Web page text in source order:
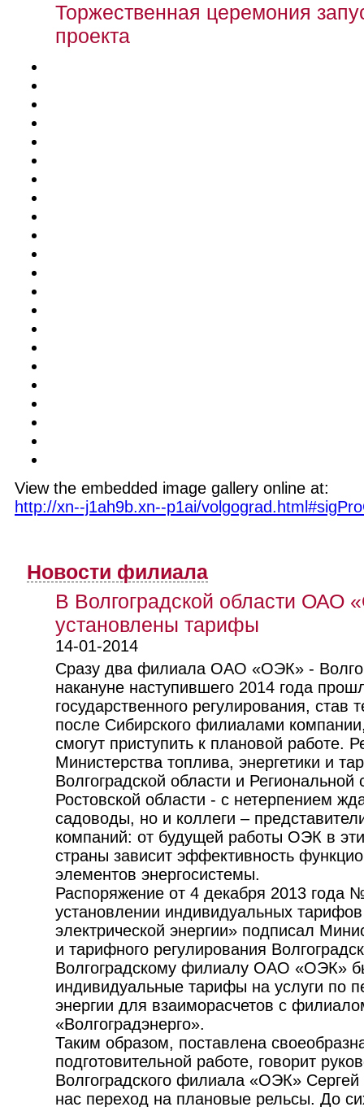
Торжественная церемония
проекта
View the embedded image gallery online at:
http://xn--j1ah9b.xn--p1ai/
Новости филиала
В Волгоградской области ОАО
установлены тарифы
14-01-2014
Сразу два филиала ОАО «ОЭК» -
накануне наступившего 2014 года
государственного регулирования,
после Сибирского филиалами
смогут приступить к плановой работе.
Министерства топлива, энергетики и
Волгоградской области и
Ростовской области - с нетерпением
садоводы, но и коллеги –
компаний: от будущей работы ОЭК в
страны зависит эффективность
элементов энергосистемы.
Распоряжение от 4 декабря 2013 года
установлении индивидуальных
электрической энергии» подписал
и тарифного регулирования
Волгоградскому филиалу ОАО «ОЭК»
индивидуальные тарифы на услуги по
энергии для взаиморасчетов с
«Волгоградэнерго».
Таким образом, поставлена
подготовительной работе, говорит
Волгоградского филиала «ОЭК»
нас переход на плановые рельсы. До